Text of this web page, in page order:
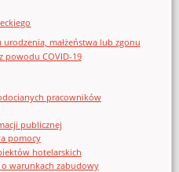
małżeństwa lub zgonu
powodu COVID-19
pracowników
publicznej
pomocy
hotelarskich
warunkach zabudowy